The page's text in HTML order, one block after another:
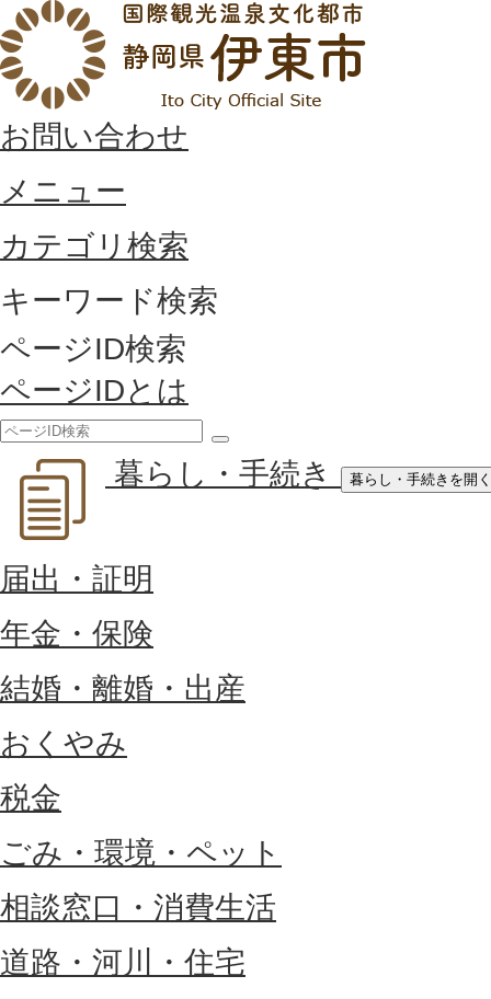
お問い合わせ
メニュー
カテゴリ検索
キーワード検索
ページID検索
ページIDとは
索
暮らし・手続き 暮らし・手続きを開く
届出・証明
年金・保険
結婚・離婚・出産
おくやみ
税金
ごみ・環境・ペット
相談窓口・消費生活
道路・河川・住宅